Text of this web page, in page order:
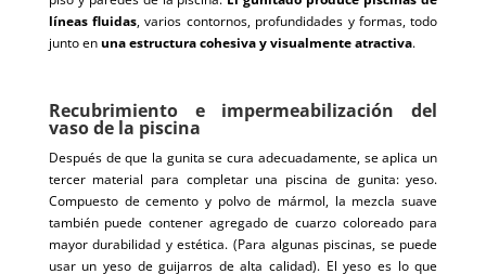
líneas fluidas, varios contornos, profundidades y formas, todo
junto enuna estructura cohesiva y visualmente atractiva.
Recubrimiento e impermeabilización del
vaso de la piscina
Después de que la gunita se cura adecuadamente, se aplica un
tercer material para completar una piscina de gunita: yeso.
Compuesto de cemento y polvo de mármol, la mezcla suave
también puede contener agregado de cuarzo coloreado para
mayor durabilidad y estética. (Para algunas piscinas, se puede
usar un yeso de guijarros de alta calidad). El yeso es lo que